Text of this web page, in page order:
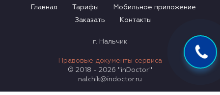
Главная Тарифы
Мобильное приложение
Заказать
Контакты
г. Нальчик
Правовые документы сервиса
© 2018 - 2026 "inDoctor"
nalchik@indoctor.ru